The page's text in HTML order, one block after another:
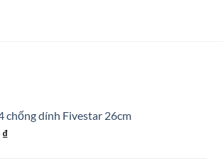
chống dính Fivestar 26cm
₫Giá